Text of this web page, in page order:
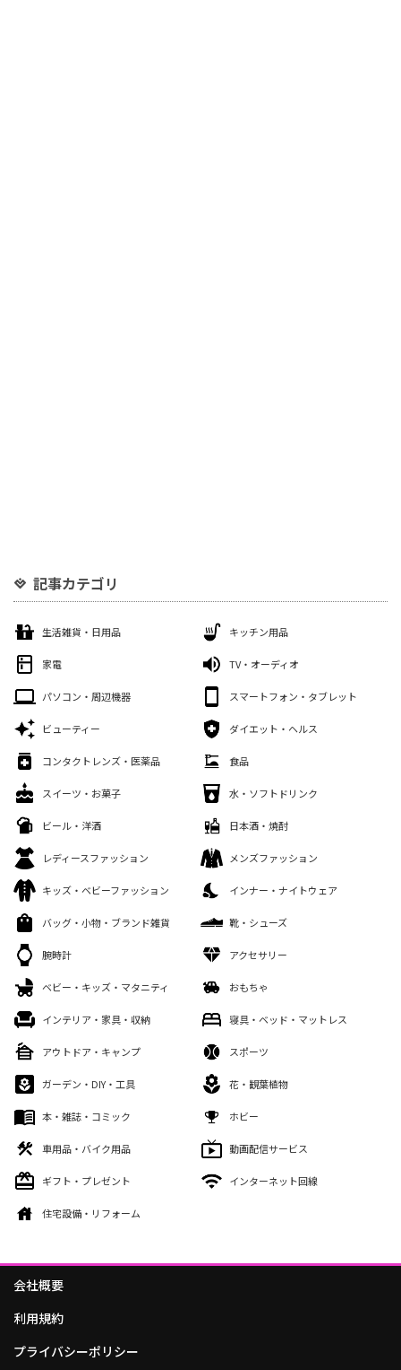
記事カテゴリ
生活雑貨・日用品 キッチン用品
家電 TV・オーディオ
パソコン・周辺機器 スマートフォン・タブレット
ビューティー ダイエット・ヘルス
コンタクトレンズ・医薬品 食品
スイーツ・お菓子 水・ソフトドリンク
ビール・洋酒 日本酒・焼酎
レディースファッション メンズファッション
キッズ・ベビーファッション インナー・ナイトウェア
バッグ・小物・ブランド雑貨 靴・シューズ
腕時計 アクセサリー
ベビー・キッズ・マタニティ おもちゃ
インテリア・家具・収納 寝具・ベッド・マットレス
アウトドア・キャンプ スポーツ
ガーデン・DIY・工具 花・観葉植物
本・雑誌・コミック ホビー
車用品・バイク用品 動画配信サービス
ギフト・プレゼント インターネット回線
住宅設備・リフォーム
会社概要
利用規約
プライバシーポリシー